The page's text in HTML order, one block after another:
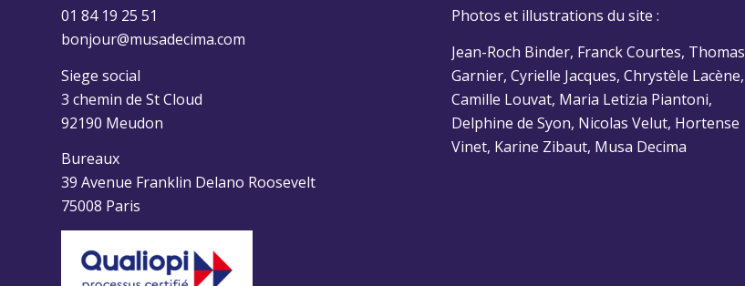
01 84 19 25 51
bonjour@musadecima.com
Siege social
3 chemin de St Cloud
92190 Meudon
Bureaux
39 Avenue Franklin Delano Roosevelt
75008 Paris
Photos et illustrations du site :
Jean-Roch Binder, Franck Courtes, Thomas
Garnier, Cyrielle Jacques, Chrystèle Lacène,
Camille Louvat, Maria Letizia Piantoni,
Delphine de Syon, Nicolas Velut, Hortense
Vinet, Karine Zibaut, Musa Decima